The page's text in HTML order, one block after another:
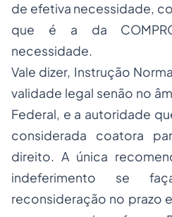
de efetiva necessidade,
que é a da
necessidade.
Vale dizer, Instrução
validade legal senão no
Federal, e a autoridade
considerada coatora
direito. A única
indeferimento se
reconsideração no prazo